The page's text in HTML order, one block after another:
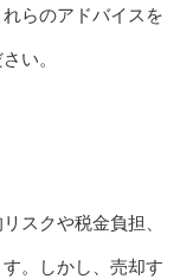
らのアドバイスを
い。
スクや税金負担、
。しかし、売却す